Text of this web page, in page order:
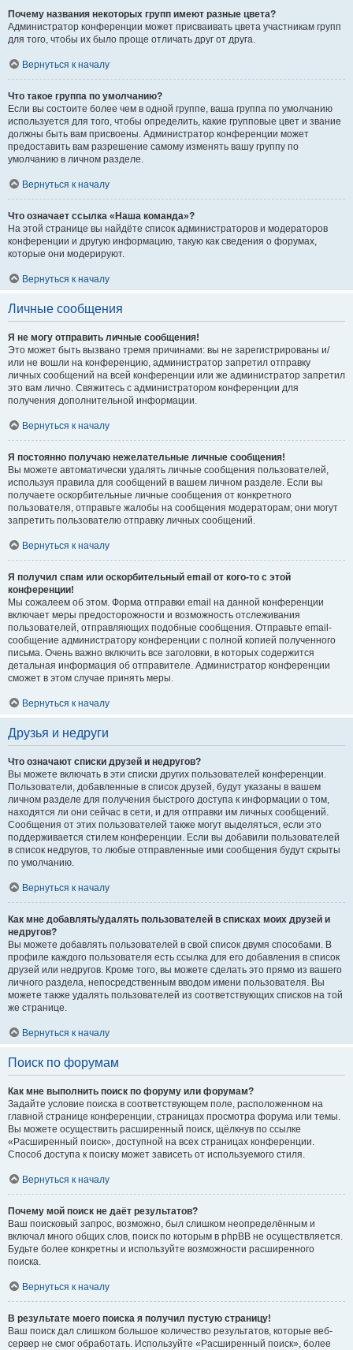
Почему названия некоторых групп имеют разные цвета?
Администратор конференции может присваивать цвета участникам групп
для того, чтобы их было проще отличать друг от друга.
Вернуться к началу
Что такое группа по умолчанию?
Если вы состоите более чем в одной группе, ваша группа по умолчанию
используется для того, чтобы определить, какие групповые цвет и звание
должны быть вам присвоены. Администратор конференции может
предоставить вам разрешение самому изменять вашу группу по
умолчанию в личном разделе.
Вернуться к началу
Что означает ссылка «Наша команда»?
На этой странице вы найдёте список администраторов и модераторов
конференции и другую информацию, такую как сведения о форумах,
которые они модерируют.
Вернуться к началу
Личные сообщения
Я не могу отправить личные сообщения!
Это может быть вызвано тремя причинами: вы не зарегистрированы и/
или не вошли на конференцию, администратор запретил отправку
личных сообщений на всей конференции или же администратор запретил
это вам лично. Свяжитесь с администратором конференции для
получения дополнительной информации.
Вернуться к началу
Я постоянно получаю нежелательные личные сообщения!
Вы можете автоматически удалять личные сообщения пользователей,
используя правила для сообщений в вашем личном разделе. Если вы
получаете оскорбительные личные сообщения от конкретного
пользователя, отправьте жалобы на сообщения модераторам; они могут
запретить пользователю отправку личных сообщений.
Вернуться к началу
Я получил спам или оскорбительный email от кого-то с этой
конференции!
Мы сожалеем об этом. Форма отправки email на данной конференции
включает меры предосторожности и возможность отслеживания
пользователей, отправляющих подобные сообщения. Отправьте email-
сообщение администратору конференции с полной копией полученного
письма. Очень важно включить все заголовки, в которых содержится
детальная информация об отправителе. Администратор конференции
сможет в этом случае принять меры.
Вернуться к началу
Друзья и недруги
Что означают списки друзей и недругов?
Вы можете включать в эти списки других пользователей конференции.
Пользователи, добавленные в список друзей, будут указаны в вашем
личном разделе для получения быстрого доступа к информации о том,
находятся ли они сейчас в сети, и для отправки им личных сообщений.
Сообщения от этих пользователей также могут выделяться, если это
поддерживается стилем конференции. Если вы добавили пользователей
в список недругов, то любые отправленные ими сообщения будут скрыты
по умолчанию.
Вернуться к началу
Как мне добавлять/удалять пользователей в списках моих друзей и
недругов?
Вы можете добавлять пользователей в свой список двумя способами. В
профиле каждого пользователя есть ссылка для его добавления в список
друзей или недругов. Кроме того, вы можете сделать это прямо из вашего
личного раздела, непосредственным вводом имени пользователя. Вы
можете также удалять пользователей из соответствующих списков на той
же странице.
Вернуться к началу
Поиск по форумам
Как мне выполнить поиск по форуму или форумам?
Задайте условие поиска в соответствующем поле, расположенном на
главной странице конференции, страницах просмотра форума или темы.
Вы можете осуществить расширенный поиск, щёлкнув по ссылке
«Расширенный поиск», доступной на всех страницах конференции.
Способ доступа к поиску может зависеть от используемого стиля.
Вернуться к началу
Почему мой поиск не даёт результатов?
Ваш поисковый запрос, возможно, был слишком неопределённым и
включал много общих слов, поиск по которым в phpBB не осуществляется.
Будьте более конкретны и используйте возможности расширенного
поиска.
Вернуться к началу
В результате моего поиска я получил пустую страницу!
Ваш поиск дал слишком большое количество результатов, которые веб-
сервер не смог обработать. Используйте «Расширенный поиск», более